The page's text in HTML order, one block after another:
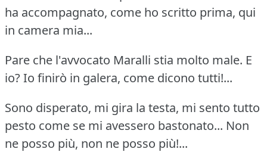
ha accompagnato, come ho scritto prima, qui
in camera mia...
Pare che l'avvocato Maralli stia molto male. E
io?Io finirò in galera, come dicono tutti!...
Sono disperato, mi gira la testa, mi sento tutto
pesto come se mi avessero bastonato... Non
ne posso più, non ne posso più!...